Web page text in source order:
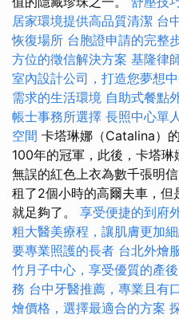
居家環境提供高品質清潔 台
恢復場所 台胞證申請的完整
方位的徵信解決方案 基隆律
室內設計公司，打造您夢想
需求的生活環境 自助式餐點
帳士事務所選擇 長照中心單
空間 卡塔琳娜（Catalina）
100年的冠軍，此後，卡塔
無誤的紅色上衣為數千張明
租了2個小時的高爾夫車，但
就足夠了。 享受便捷的到府
粗大醫美療程，讓肌膚更加
要專業照護的長者 台北外燴
竹月子中心，享受優質的產
務 台中牙醫推薦，專業且有
燴價格，選擇最適合的方案